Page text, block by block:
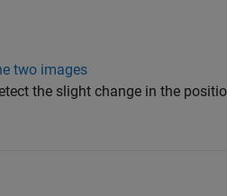
two images
the slight change in the